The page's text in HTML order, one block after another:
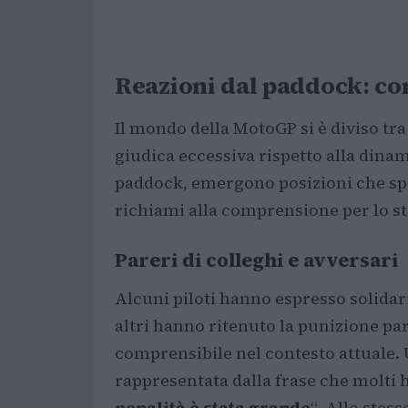
Reazioni dal paddock:
Il mondo della MotoGP si è diviso
giudica eccessiva rispetto alla
paddock, emergono posizioni che
richiami alla comprensione per lo
Pareri di colleghi e avversari
Alcuni piloti hanno espresso
altri hanno ritenuto la punizione
comprensibile nel contesto
rappresentata dalla frase che molti